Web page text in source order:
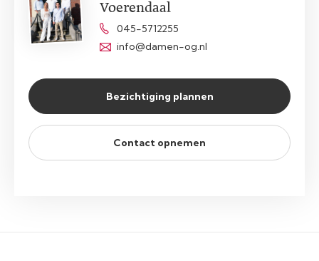
Voerendaal
045-5712255
info@damen-og.nl
Bezichtiging plannen
Contact opnemen